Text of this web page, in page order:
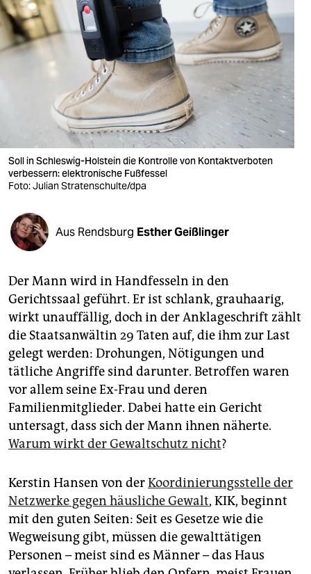
nord
wahrheit
veranstaltungen
shop
fragen & hilfe
unterstützen
abo
genossenschaft
epaper login
Soll in Schleswig-Holstein die Kontrolle von Kontaktverboten
verbessern: elektronische Fußfessel
Foto: Julian Stratenschulte/dpa
Aus Rendsburg Esther Geißlinger
Der Mann wird in Handfesseln in den
Gerichtssaal geführt. Er ist schlank, grauhaarig,
wirkt unauffällig, doch in der Anklageschrift zählt
die Staatsanwältin 29 Taten auf, die ihm zur Last
gelegt werden: Drohungen, Nötigungen und
tätliche Angriffe sind darunter. Betroffen waren
vor allem seine Ex-Frau und deren
Familienmitglieder. Dabei hatte ein Gericht
untersagt, dass sich der Mann ihnen näherte.
Warum wirkt der Gewaltschutz nicht?
Kerstin Hansen von derKoordinierungsstelle der
Netzwerke gegen häusliche Gewalt, KIK, beginnt
mit den guten Seiten: Seit es Gesetze wie die
Wegweisung gibt, müssen die gewalttätigen
Personen – meist sind es Männer – das Haus